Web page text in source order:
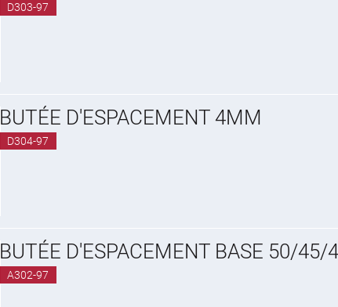
D303-97
BUTÉE D'ESPACEMENT 4MM
D304-97
BUTÉE D'ESPACEMENT BASE 50/
A302-97